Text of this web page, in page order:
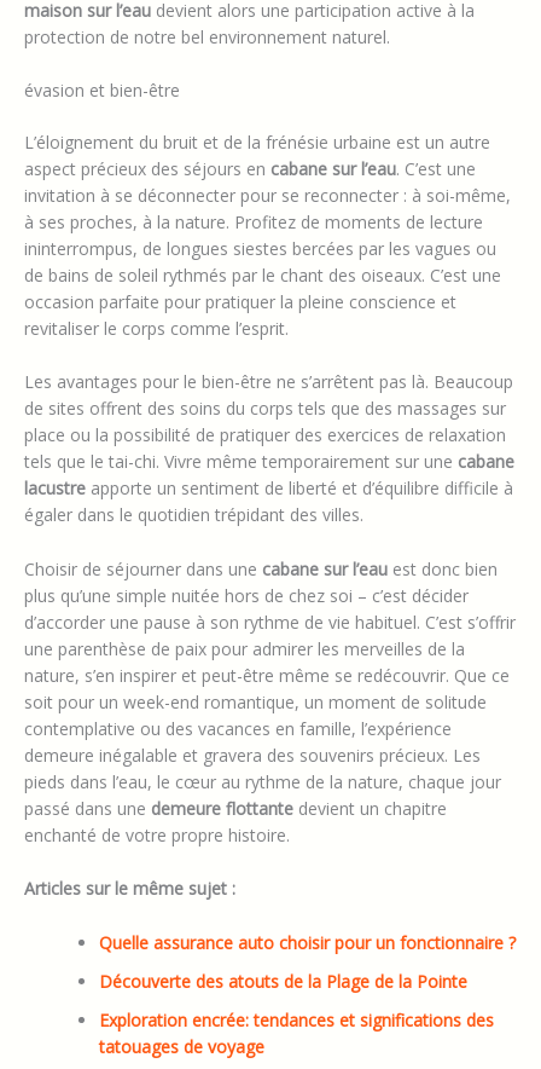
initiatives comme des programmes de nettoyage des cours
d’eau ou des actions de sensibilisation aux problématiques
écologiques peuvent être associés aux séjours. La vie en
protection de notre bel environnement naturel.
évasion et bien-être
L’éloignement du bruit et de la frénésie urbaine est un autre
aspect précieux des séjours en
cabane sur l’eau
. C’est une
invitation à se déconnecter pour se reconnecter : à soi-même,
à ses proches, à la nature. Profitez de moments de lecture
ininterrompus, de longues siestes bercées par les vagues ou
de bains de soleil rythmés par le chant des oiseaux. C’est une
occasion parfaite pour pratiquer la pleine conscience et
revitaliser le corps comme l’esprit.
Les avantages pour le bien-être ne s’arrêtent pas là. Beaucoup
de sites offrent des soins du corps tels que des massages sur
place ou la possibilité de pratiquer des exercices de relaxation
tels que le tai-chi. Vivre même temporairement sur une
cabane
lacustre
apporte un sentiment de liberté et d’équilibre difficile à
égaler dans le quotidien trépidant des villes.
Choisir de séjourner dans une cabane sur l’eau est donc bien
plus qu’une simple nuitée hors de chez soi – c’est décider
d’accorder une pause à son rythme de vie habituel. C’est s’offrir
une parenthèse de paix pour admirer les merveilles de la
nature, s’en inspirer et peut-être même se redécouvrir. Que ce
soit pour un week-end romantique, un moment de solitude
contemplative ou des vacances en famille, l’expérience
demeure inégalable et gravera des souvenirs précieux. Les
pieds dans l’eau, le cœur au rythme de la nature, chaque jour
demeure flottante
enchanté de votre propre histoire.
Articles sur le même sujet :
Quelle assurance auto choisir pour un fonctionnaire ?